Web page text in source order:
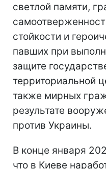
светлой памяти,
стойкости и
павших при
защите
территориальной
также мирных
результате
против Украины.
В конце января
что в Киеве